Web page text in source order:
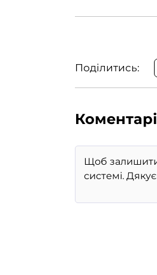
Поділитись:
Коментарі